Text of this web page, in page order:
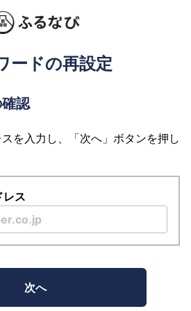
ードの再設定
認
を入力し、「次へ」ボタンを押し
レス